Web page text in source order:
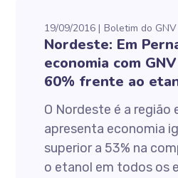
19/09/2016 Boletim do GNV
Nordeste: Em
economia com
60% frente ao
O Nordeste é a região
apresenta economia
superior a 53% na
o etanol em todos os